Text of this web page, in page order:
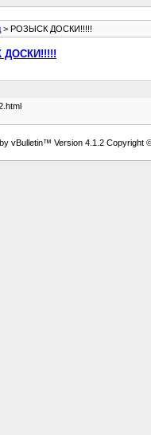
> РОЗЫСК ДОСКИ!!!!!
ДОСКИ!!!!!
vBulletin™ Version 4.1.2 Copyright